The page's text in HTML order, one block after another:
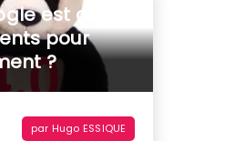
est arrivé
pour
?
par Hugo ESSIQUE